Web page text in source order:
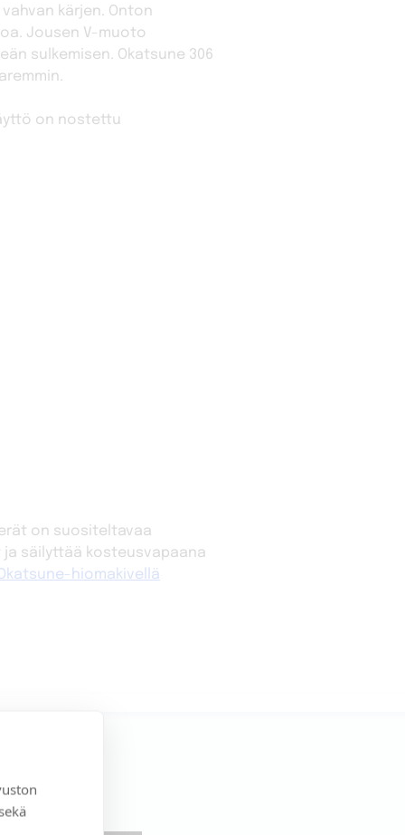
kärjen. Onton
Jousen V-muoto
sulkemisen. Okatsune 306
on nostettu
on suositeltavaa
säilyttää kosteusvapaana
hiomakivellä